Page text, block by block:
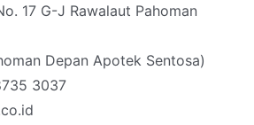
17 G-J Rawalaut Pahoman
Depan Apotek Sentosa)
3037